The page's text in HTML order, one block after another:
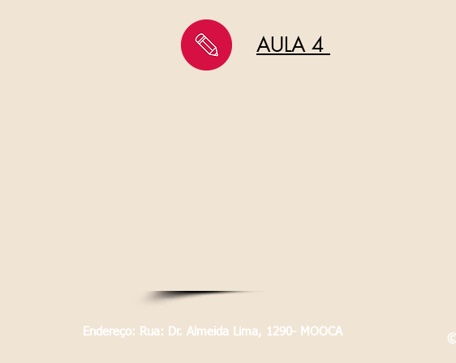
AULA 4
Endereço: Rua: Dr. Almeida Lima, 1290- MOOCA
©